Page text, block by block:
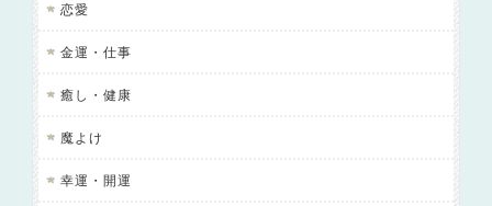
恋愛
金運・仕事
癒し・健康
魔よけ
幸運・開運